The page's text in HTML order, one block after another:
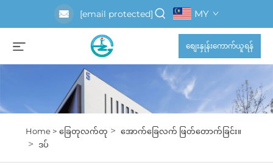
[email protected] MY
စျေးနှုန်းကောက်ယူရန်
Home > ခြေတုလက်တု > အောက်ခြေလက် ဖြတ်တောက်ခြင်း။
> ဒပ်